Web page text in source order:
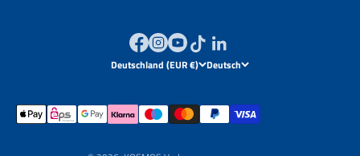
Deutschland (EUR €) Deutsch